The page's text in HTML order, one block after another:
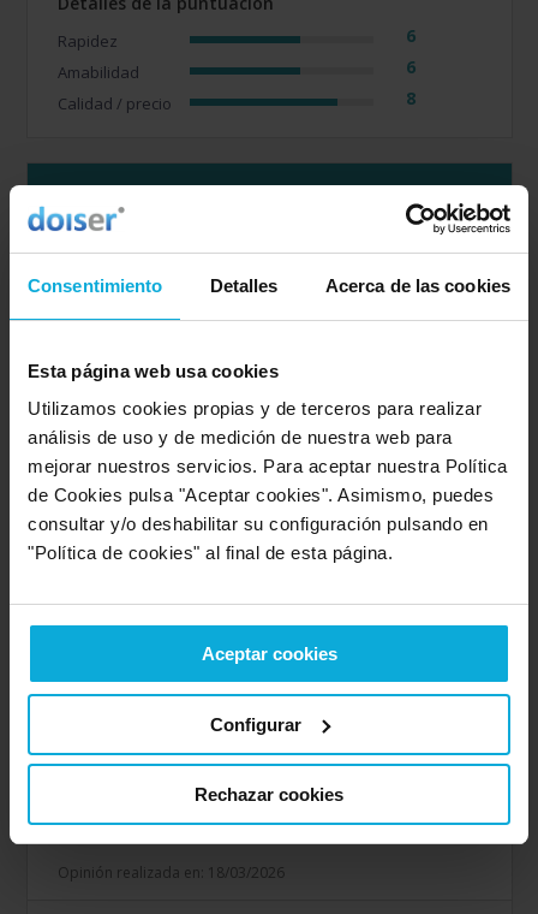
Consentimiento Detalles Acerca de las cookies
Esta página web usa cookies
Utilizamos cookies propias y de terceros para realizar
análisis de uso y de medición de nuestra web para
mejorar nuestros servicios. Para aceptar nuestra Política
de Cookies pulsa "Aceptar cookies". Asimismo, puedes
consultar y/o deshabilitar su configuración pulsando en
"Política de cookies" al final de esta página.
Aceptar cookies
Configurar
Rechazar cookies
Rapidez 6
Amabilidad 6
Calidad / precio 8
Alerta Prevenció
10.0
Opinión de: Saray
"El usuario no ha realizado ningun comentario".
Opinión realizada en: 20/03/2026
Detalles de la puntuación
Rapidez 10
Amabilidad 10
Calidad / precio 10
10.0
transmite la empresa y la transparencia en el uso de la
información. Destacar la labor de Antonio Heredia que
Opinión realizada en: 18/03/2026